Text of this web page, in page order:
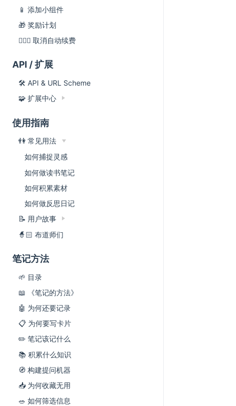
📱 添加小组件
🎁 奖励计划
🙅🏻‍♂️ 取消自动续费
API / 扩展
🛠 API & URL Scheme
🧩 扩展中心
使用指南
👫 常见用法
如何捕捉灵感
如何做读书笔记
如何积累素材
如何做反思日记
📝 用户故事
🧙🏻 布道师们
笔记方法
🌱 目录
📖 《笔记的方法》
🤖 为何还要记录
📋 为何要写卡片
✏️ 笔记该记什么
📚 积累什么知识
🧭 构建提问机器
📥 为何收藏无用
🥗 如何筛选信息